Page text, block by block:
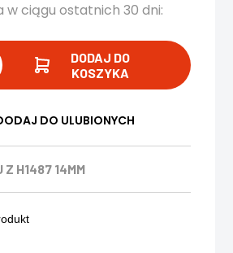
w ciągu ostatnich 30 dni:
DODAJ DO
KOSZYKA
DO ULUBIONYCH
Z H1487 14MM